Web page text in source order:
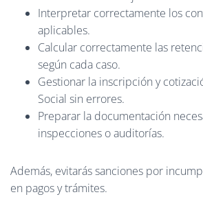
Interpretar correctamente los
aplicables.
Calcular correctamente las
según cada caso.
Gestionar la inscripción y
Social sin errores.
Preparar la documentación
inspecciones o auditorías.
Además, evitarás sanciones por
en pagos y trámites.